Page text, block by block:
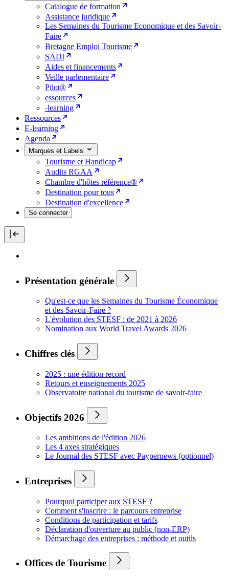
Catalogue de formation
Assistance juridique
Les Semaines du Tourisme Economique et des Savoir-
Faire
Bretagne Emploi Tourisme
SADI
Aides et financements
Veille parlementaire
Pilot®
essources
-learning
Ressources
E-learning
Agenda
Marques et Labels
Tourisme et Handicap
Audits RGAA
Chambre d'hôtes référence®
Destination pour tous
Destination d'excellence
Se connecter
Présentation générale
Qu'est-ce que les Semaines du Tourisme Économique
et des Savoir-Faire ?
L'évolution des STESF : de 2021 à 2026
Nomination aux World Travel Awards 2026
Chiffres clés
2025 : une édition record
Retours et enseignements 2025
Observatoire national du tourisme de savoir-faire
Objectifs 2026
Les ambitions de l'édition 2026
Les 4 axes stratégiques
Le Journal des STESF avec Paypernews (optionnel)
Entreprises
Pourquoi participer aux STESF ?
Comment s'inscrire : le parcours entreprise
Conditions de participation et tarifs
Déclaration d'ouverture au public (non-ERP)
Démarchage des entreprises : méthode et outils
Offices de Tourisme